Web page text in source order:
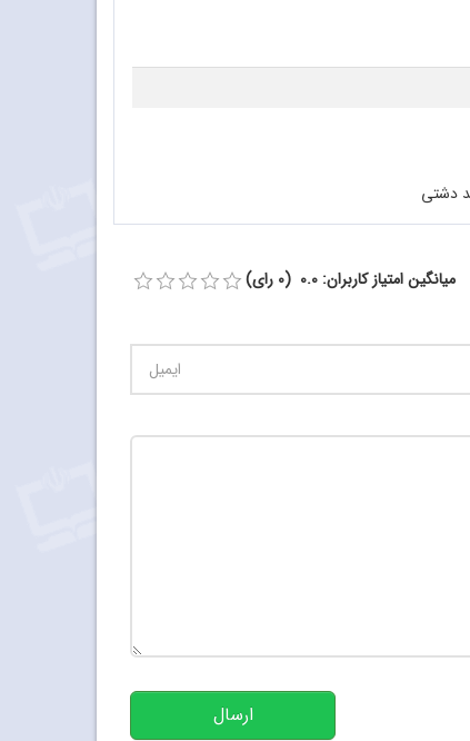
دشتی
میانگین امتیاز کاربران: 0.0 (0 رای)
ارسال